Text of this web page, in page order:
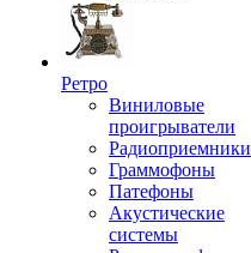
Ретро
Виниловые
проигрыватели
Радиоприемники
Граммофоны
Патефоны
Акустические
системы